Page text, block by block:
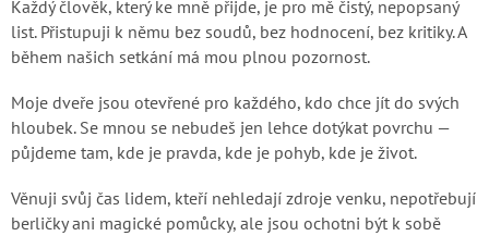
Každý člověk, který ke mně přijde, je pro mě čistý, nepopsaný
list. Přistupuji k němu bez soudů, bez hodnocení, bez kritiky. A
během našich setkání má mou plnou pozornost.
Moje dveře jsou otevřené pro každého, kdo chce jít do svých
hloubek. Se mnou se nebudeš jen lehce dotýkat povrchu —
půjdeme tam, kde je pravda, kde je pohyb, kde je život.
Věnuji svůj čas lidem, kteří nehledají zdroje venku, nepotřebují
berličky ani magické pomůcky, ale jsou ochotni být k sobě